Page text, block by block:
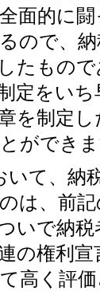
面的に
ので、
たもの
定をい
を制定
ができ
いて、納
は、前
いで納
の権利
高く評